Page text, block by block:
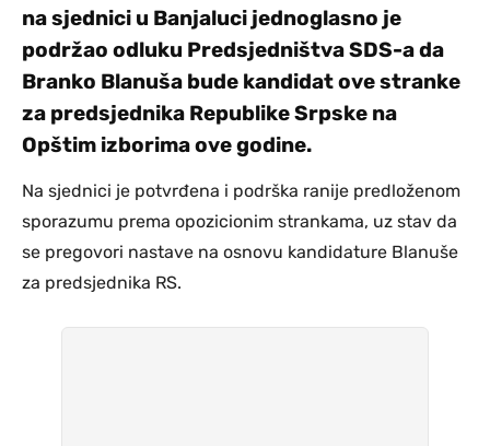
na sjednici u Banjaluci jednoglasno je
podržao odluku Predsjedništva SDS-a da
Branko Blanuša bude kandidat ove stranke
za predsjednika Republike Srpske na
Opštim izborima ove godine.
Na sjednici je potvrđena i podrška ranije predloženom
sporazumu prema opozicionim strankama, uz stav da
se pregovori nastave na osnovu kandidature Blanuše
za predsjednika RS.